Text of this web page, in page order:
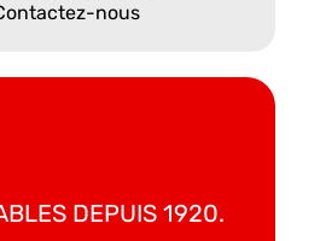
nous
DEPUIS 1920.